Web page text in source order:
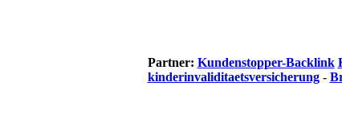
Partner: Kundenstopper-Backlink
kinderinvaliditaetsversicherung-